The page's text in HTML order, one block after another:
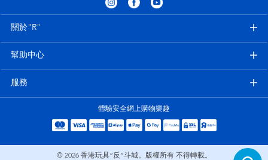
關於"R"
幫助中心
服務
體驗安全網上購物樂趣
© 2026 香港玩具“反”斗城。版權所有 不得轉載。